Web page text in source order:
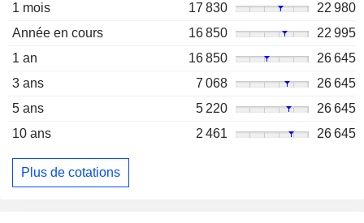
1 mois
17 830
22 980
Année en cours
16 850
22 995
1 an
16 850
26 645
3 ans
7 068
26 645
5 ans
5 220
26 645
10 ans
2 461 26 645
Plus de cotations